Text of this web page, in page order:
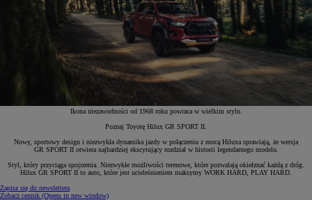
Ikona niezawodności od 1968 roku powraca w wielkim stylu.
Poznaj Toyotę Hilux GR SPORT II.
Nowy, sportowy design i niezwykła dynamika jazdy w połączeniu z mocą Hiluxa sprawiają, że wersja
GR SPORT II otwiera najbardziej ekscytujący rozdział w historii legendarnego modelu.
Styl, który przyciąga spojrzenia. Niezwykłe możliwości terenowe, które pozwalają okiełznać każdą z dróg.
Hilux GR SPORT II to auto, które jest ucieleśnieniem maksymy WORK HARD, PLAY HARD.
Zapisz się do newslettera
Zobacz cennik (Opens in new window)